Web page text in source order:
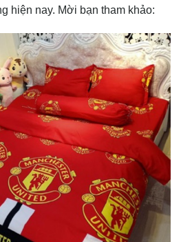
hiện nay. Mời bạn tham khảo: